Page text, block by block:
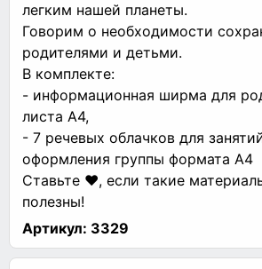
легким нашей планеты.
Говорим о необходимости
родителями и детьми.
В комплекте:
- информационная ширма для
листа А4,
- 7 речевых облачков для
оформления группы формата А4
Ставьте ❤, если такие
полезны!
Артикул: 3329